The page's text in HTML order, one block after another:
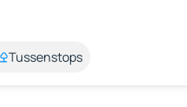
Tussenstops